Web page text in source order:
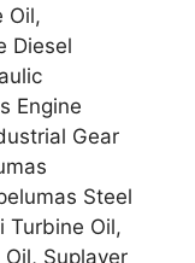
Oil,
Diesel
Engine
Gear
Steel
Turbine Oil,
Suplayer